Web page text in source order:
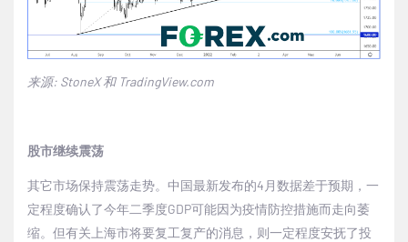
来源: StoneX和TradingView.com
股市继续震荡
其它市场保持震荡走势。中国最新发布的4 月数据差于预期，一
定程度确认了今年二季度GDP可能因为疫情防控措施而走向萎
缩。但有关上海市将要复工复产的消息，则一定程度安抚了投